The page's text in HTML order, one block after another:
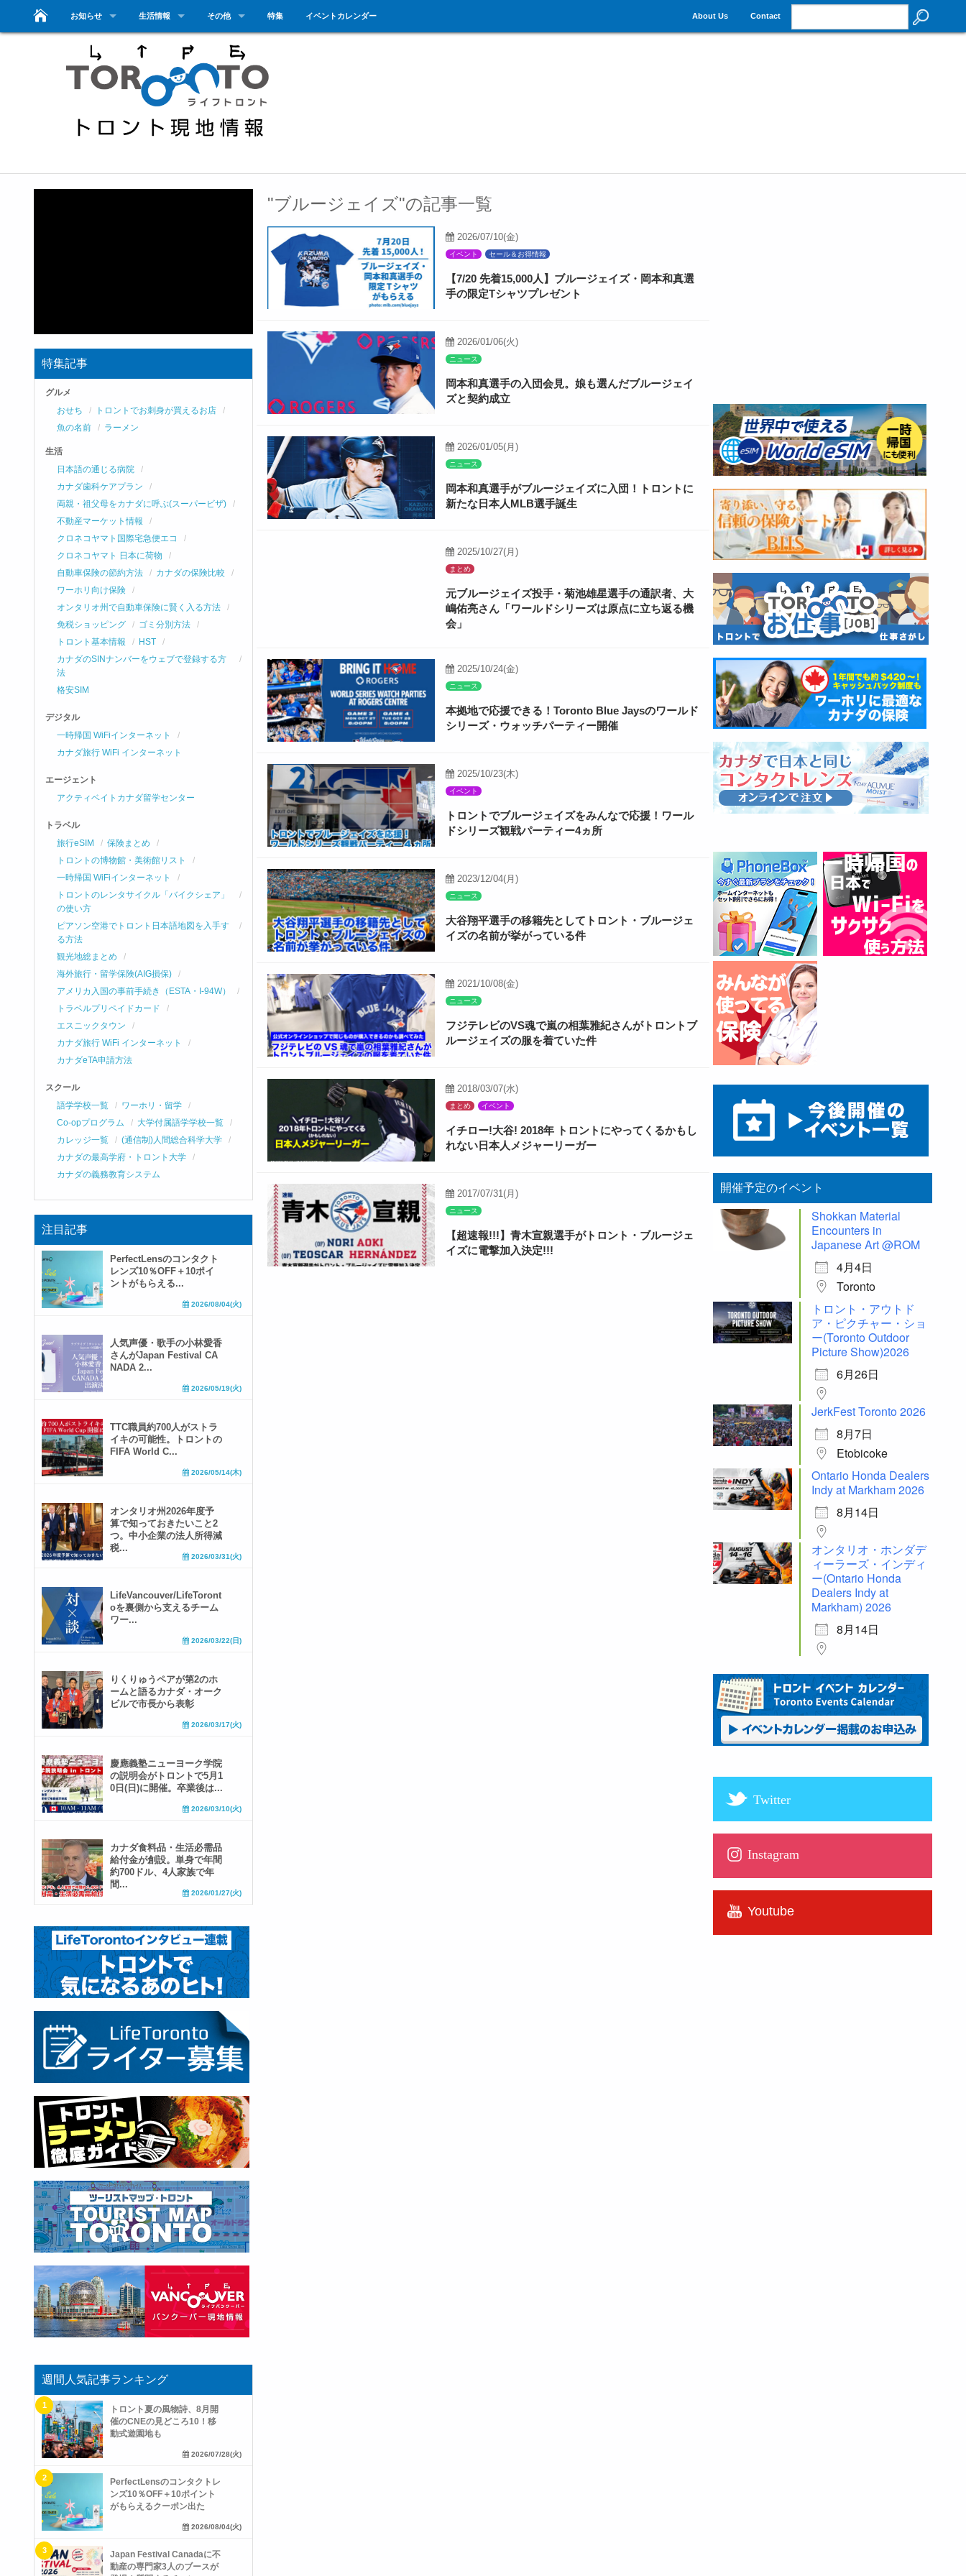
お知らせ 生活情報 その他 特集 イベントカレンダー About Us Contact
"ブルージェイズ"の記事一覧
2026/07/10(金)
イベント セール＆お得情報
【7/20 先着15,000人】ブルージェイズ・岡本和真選
手の限定Tシャツプレゼント
2026/01/06(火)
ニュース
岡本和真選手の入団会見。娘も選んだブルージェイ
ズと契約成立
2026/01/05(月)
ニュース
岡本和真選手がブルージェイズに入団！トロントに
新たな日本人MLB選手誕生
2025/10/27(月)
まとめ
元ブルージェイズ投手・菊池雄星選手の通訳者、大
嶋佑亮さん「ワールドシリーズは原点に立ち返る機
会」
2025/10/24(金)
ニュース
本拠地で応援できる！Toronto Blue Jaysのワールド
シリーズ・ウォッチパーティー開催
2025/10/23(木)
イベント
トロントでブルージェイズをみんなで応援！ワール
ドシリーズ観戦パーティー4ヵ所
2023/12/04(月)
ニュース
大谷翔平選手の移籍先としてトロント・ブルージェ
イズの名前が挙がっている件
2021/10/08(金)
ニュース
フジテレビのVS魂で嵐の相葉雅紀さんがトロントブ
ルージェイズの服を着ていた件
2018/03/07(水)
まとめ イベント
イチロー!大谷! 2018年 トロントにやってくるかもし
れない日本人メジャーリーガー
2017/07/31(月)
ニュース
【超速報!!!】青木宣親選手がトロント・ブルージェ
イズに電撃加入決定!!!
特集記事
グルメ
おせち
トロントでお刺身が買えるお店
魚の名前
ラーメン
生活
日本語の通じる病院
カナダ歯科ケアプラン
両親・祖父母をカナダに呼ぶ(スーパービザ)
不動産マーケット情報
クロネコヤマト国際宅急便エコ
クロネコヤマト 日本に荷物
自動車保険の節約方法
カナダの保険比較
ワーホリ向け保険
オンタリオ州で自動車保険に賢く入る方法
免税ショッピング
ゴミ分別方法
トロント基本情報
HST
カナダのSINナンバーをウェブで登録する方
法
格安SIM
デジタル
一時帰国 WiFiインターネット
カナダ旅行 WiFi インターネット
エージェント
アクティベイトカナダ留学センター
トラベル
旅行eSIM
保険まとめ
トロントの博物館・美術館リスト
一時帰国 WiFiインターネット
トロントのレンタサイクル「バイクシェア」
の使い方
ピアソン空港でトロント日本語地図を入手す
る方法
観光地総まとめ
海外旅行・留学保険(AIG損保)
アメリカ入国の事前手続き（ESTA・I-94W）
トラベルプリペイドカード
エスニックタウン
カナダ旅行 WiFi インターネット
カナダeTA申請方法
スクール
語学学校一覧
ワーホリ・留学
Co-opプログラム
大学付属語学学校一覧
カレッジ一覧
(通信制)人間総合科学大学
カナダの最高学府・トロント大学
カナダの義務教育システム
注目記事
PerfectLensのコンタクト
レンズ10％OFF＋10ポイ
ントがもらえる...
2026/08/04(火)
人気声優・歌手の小林愛香
さんがJapan Festival CA
NADA 2...
2026/05/19(火)
TTC職員約700人がストラ
イキの可能性。トロントの
FIFA World C...
2026/05/14(木)
オンタリオ州2026年度予
算で知っておきたいこと2
つ。中小企業の法人所得減
税...
2026/03/31(火)
LifeVancouver/LifeToront
oを裏側から支えるチーム
ワー...
2026/03/22(日)
りくりゅうペアが第2のホ
ームと語るカナダ・オーク
ビルで市長から表彰
2026/03/17(火)
慶應義塾ニューヨーク学院
の説明会がトロントで5月1
0日(日)に開催。卒業後は...
2026/03/10(火)
カナダ食料品・生活必需品
給付金が創設。単身で年間
約700ドル、4人家族で年
間...
2026/01/27(火)
週間人気記事ランキング
トロント夏の風物詩、8月開
催のCNEの見どころ10！移
動式遊園地も
2026/07/28(火)
PerfectLensのコンタクトレ
ンズ10％OFF＋10ポイント
がもらえるクーポン出た
2026/08/04(火)
Japan Festival Canadaに不
動産の専門家3人のブースが
開催予定のイベント
Shokkan Material
Encounters in
Japanese Art @ROM
4月4日
Toronto
トロント・アウトド
ア・ピクチャー・ショ
ー(Toronto Outdoor
Picture Show)2026
6月26日
JerkFest Toronto 2026
8月7日
Etobicoke
Ontario Honda Dealers
Indy at Markham 2026
8月14日
オンタリオ・ホンダデ
ィーラーズ・インディ
ー(Ontario Honda
Dealers Indy at
Markham) 2026
8月14日
Twitter
Instagram
Youtube